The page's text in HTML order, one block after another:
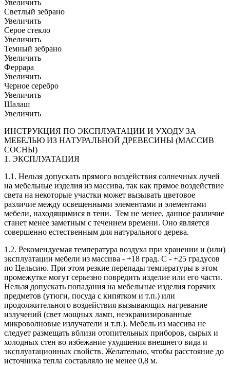
Увеличить
Светлый зебрано
Увеличить
Серое стекло
Увеличить
Темный зебрано
Увеличить
Феррара
Увеличить
Черное серебро
Увеличить
Шалаш
Увеличить
ИНСТРУКЦИЯ ПО ЭКСПЛУАТАЦИИ И УХОДУ ЗА
МЕБЕЛЬЮ ИЗ НАТУРАЛЬНОЙ ДРЕВЕСИНЫ (МАССИВ
СОСНЫ)
1. ЭКСПЛУАТАЦИЯ
1.1. Нельзя допускать прямого воздействия солнечных лучей
на мебельные изделия из массива, так как прямое воздействие
света на некоторые участки может вызывать цветовое
различие между освещенными элементами и элементами
мебели, находящимися в тени. Тем не менее, данное различие
станет менее заметным с течением времени. Оно является
совершенно естественным для натурального дерева.
1.2. Рекомендуемая температура воздуха при хранении и (или)
эксплуатации мебели из массива - +18 град. С - +25 градусов
по Цельсию. При этом резкие перепады температуры в этом
промежутке могут серьезно повредить изделие или его части.
Нельзя допускать попадания на мебельные изделия горячих
предметов (утюги, посуда с кипятком и т.п.) или
продолжительного воздействия вызывающих нагревание
излучений (свет мощных ламп, неэкранизированные
микроволновые излучатели и т.п.). Мебель из массива не
следует размещать вблизи отопительных приборов, сырых и
холодных стен во избежание ухудшения внешнего вида и
эксплуатационных свойств. Желательно, чтобы расстояние до
источника тепла составляло не менее 0,8 м.